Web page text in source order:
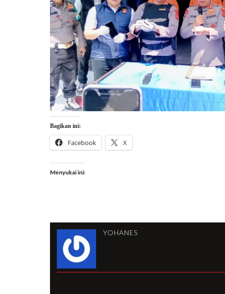
Bagikan ini:
Facebook X
Menyukai ini:
YOHANES